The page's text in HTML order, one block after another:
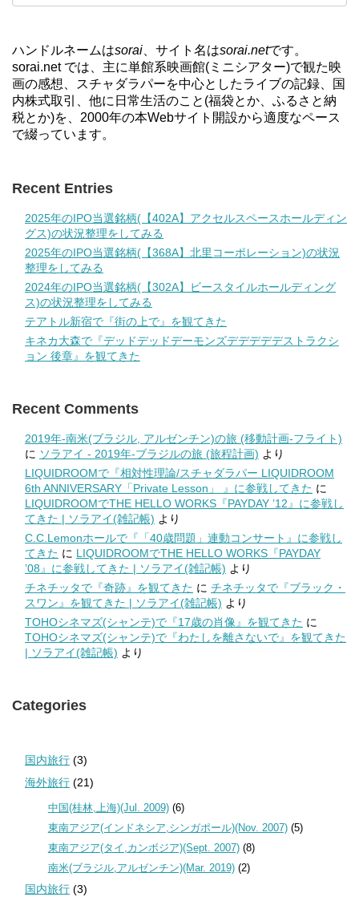
ハンドルネームはsorai、サイト名はsorai.netです。
sorai.net では、主に単館系映画館(ミニシアター)で観た映
画の感想、スチャダラパーを中心としたライブの記録、国
内株式取引、他に日常生活のこと(福袋とか、ふるさと納
税とか)を、2000年の本Webサイト開設から適度なペース
で綴っています。
Recent Entries
2025年のIPO当選銘柄(【402A】アクセルスペースホールディン
グス)の状況整理をしてみる
2025年のIPO当選銘柄(【368A】北里コーポレーション)の状況
整理をしてみる
2024年のIPO当選銘柄(【302A】ビースタイルホールディング
ス)の状況整理をしてみる
テアトル新宿で『街の上で』を観てきた
キネカ大森で『デッドデッドデーモンズデデデデデストラクシ
ョン 後章』を観てきた
Recent Comments
2019年-南米(ブラジル, アルゼンチン)の旅 (移動計画-フライト)
に ソラアイ - 2019年-ブラジルの旅 (旅程計画) より
LIQUIDROOMで『相対性理論/スチャダラパー LIQUIDROOM
6th ANNIVERSARY「Private Lesson」 』に参戦してきた に
LIQUIDROOMでTHE HELLO WORKS『PAYDAY ’12』に参戦し
てきた | ソラアイ(雑記帳) より
C.C.Lemonホールで『「40歳問題」連動コンサート』に参戦し
てきた に LIQUIDROOMでTHE HELLO WORKS『PAYDAY
’08』に参戦してきた | ソラアイ(雑記帳) より
チネチッタで『奇跡』を観てきた に チネチッタで『ブラック・
スワン』を観てきた | ソラアイ(雑記帳) より
TOHOシネマズ(シャンテ)で『17歳の肖像』を観てきた に
TOHOシネマズ(シャンテ)で『わたしを離さないで』を観てきた
| ソラアイ(雑記帳) より
Categories
国内旅行 (3)
海外旅行 (21)
中国(桂林,上海)(Jul. 2009)(6)
東南アジア(インドネシア,シンガポール)(Nov. 2007)(5)
東南アジア(タイ,カンボジア)(Sept. 2007)(8)
南米(ブラジル,アルゼンチン)(Mar. 2019)(2)
国内旅行 (3)